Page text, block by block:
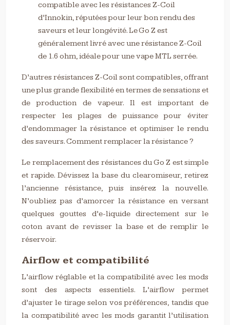
compatible avec les résistances Z-Coil
d’Innokin, réputées pour leur bon rendu des
saveurs et leur longévité. Le Go Z est
généralement livré avec une résistance Z-Coil
de 1.6 ohm, idéale pour une vape MTL serrée.
D’autres résistances Z-Coil sont compatibles, offrant
une plus grande flexibilité en termes de sensations et
de production de vapeur. Il est important de
respecter les plages de puissance pour éviter
d’endommager la résistance et optimiser le rendu
des saveurs. Comment remplacer la résistance ?
Le remplacement des résistances du Go Z est simple
et rapide. Dévissez la base du clearomiseur, retirez
l’ancienne résistance, puis insérez la nouvelle.
N’oubliez pas d’amorcer la résistance en versant
quelques gouttes d’e-liquide directement sur le
coton avant de revisser la base et de remplir le
réservoir.
Airflow et compatibilité
L’airflow réglable et la compatibilité avec les mods
sont des aspects essentiels. L’airflow permet
d’ajuster le tirage selon vos préférences, tandis que
la compatibilité avec les mods garantit l’utilisation